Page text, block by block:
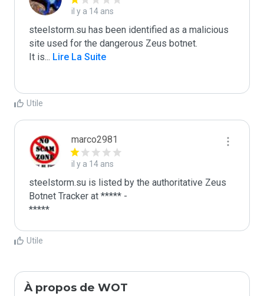
il y a 14 ans
steelstorm.su has been identified as a malicious
site used for the dangerous Zeus botnet.
It is... Lire La Suite
Utile
marco2981
il y a 14 ans
steelstorm.su is listed by the authoritative Zeus
Botnet Tracker at ***** -
*****
Utile
À propos de WOT